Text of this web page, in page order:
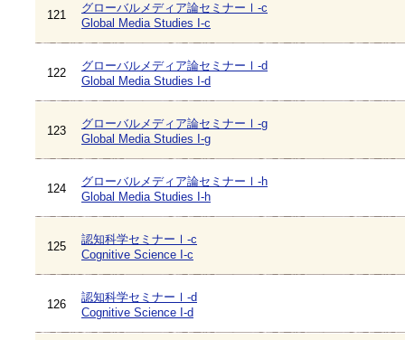
121
グローバルメディア論セミナーⅠ-c
Global Media Studies I-c
122
グローバルメディア論セミナーⅠ-d
Global Media Studies I-d
123
グローバルメディア論セミナーⅠ-g
Global Media Studies I-g
124
グローバルメディア論セミナーⅠ-h
Global Media Studies I-h
125
認知科学セミナーⅠ-c
Cognitive Science I-c
126
認知科学セミナーⅠ-d
Cognitive Science I-d